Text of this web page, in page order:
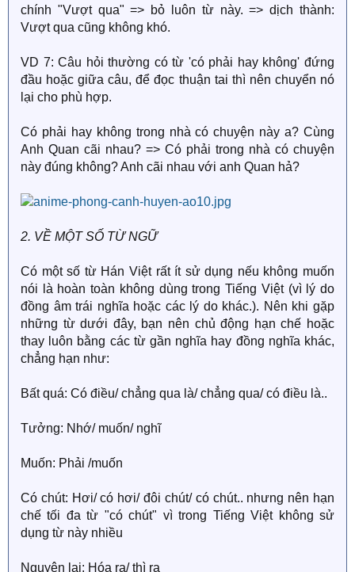
chính "Vượt qua" => bỏ luôn từ này. => dịch thành:
Vượt qua cũng không khó.
VD 7: Câu hỏi thường có từ 'có phải hay không' đứng
đầu hoặc giữa câu, để đọc thuận tai thì nên chuyển nó
lại cho phù hợp.
Có phải hay không trong nhà có chuyện này a? Cùng
Anh Quan cãi nhau? => Có phải trong nhà có chuyện
này đúng không? Anh cãi nhau với anh Quan hả?
2. VỀ MỘT SỐ TỪ NGỮ
Có một số từ Hán Việt rất ít sử dụng nếu không muốn
nói là hoàn toàn không dùng trong Tiếng Việt (vì lý do
đồng âm trái nghĩa hoặc các lý do khác.). Nên khi gặp
những từ dưới đây, bạn nên chủ động hạn chế hoặc
thay luôn bằng các từ gần nghĩa hay đồng nghĩa khác,
chẳng hạn như:
Bất quá: Có điều/ chẳng qua là/ chẳng qua/ có điều là..
Tưởng: Nhớ/ muốn/ nghĩ
Muốn: Phải /muốn
Có chút: Hơi/ có hơi/ đôi chút/ có chút.. nhưng nên hạn
chế tối đa từ "có chút" vì trong Tiếng Việt không sử
dụng từ này nhiều
Nguyên lai: Hóa ra/ thì ra